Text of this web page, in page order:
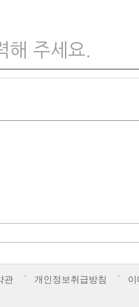
해 주세요.
관 개인정보취급방침